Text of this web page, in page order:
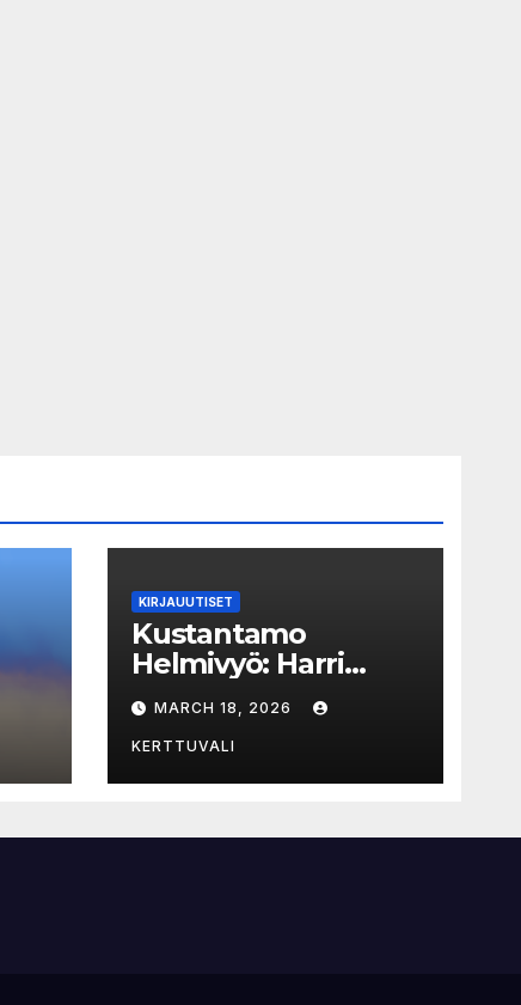
KIRJAUUTISET
Kustantamo
Helmivyö: Harri
István Mäen kirjoja
vedetty myynnistä
MARCH 18, 2026
KERTTUVALI